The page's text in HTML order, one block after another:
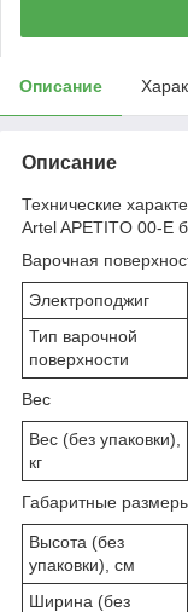
Описание
Описание
Технические
Artel APETITO 00-E
Варочная
Электроподжиг
Тип варочной
поверхности
Вес
Вес (без упаковки),
кг
Габаритные
Высота (без
упаковки), см
Ширина (без